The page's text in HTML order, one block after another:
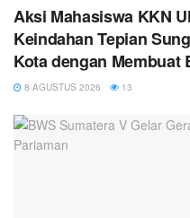
Aksi Mahasiswa KKN
Keindahan Tepian
Kota dengan Membuat
8 AGUSTUS 2026 13